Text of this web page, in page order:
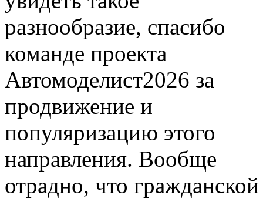
разнообразие, спасибо
команде проекта
Автомоделист2026 за
продвижение и
популяризацию этого
направления. Вообще
отрадно, что гражданской